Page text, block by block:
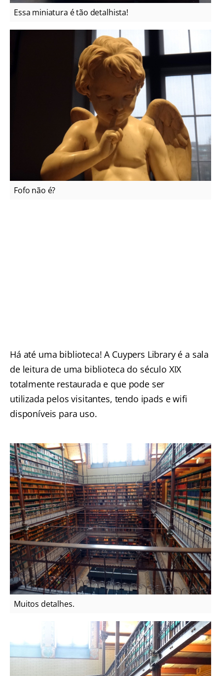
Essa miniatura é tão detalhista!
Fofo não é?
Há até uma biblioteca! A Cuypers Library é a sala
de leitura de uma biblioteca do século XIX
totalmente restaurada e que pode ser
utilizada pelos visitantes, tendo ipads e wifi
disponíveis para uso.
Muitos detalhes.